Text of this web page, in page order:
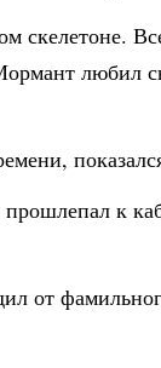
любил
к
от